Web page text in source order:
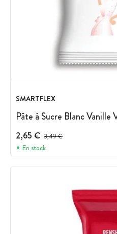
SMARTFLEX
Pâte à Sucre Blanc
2,65 € Prix avant réduction :
3,49 €
En stock